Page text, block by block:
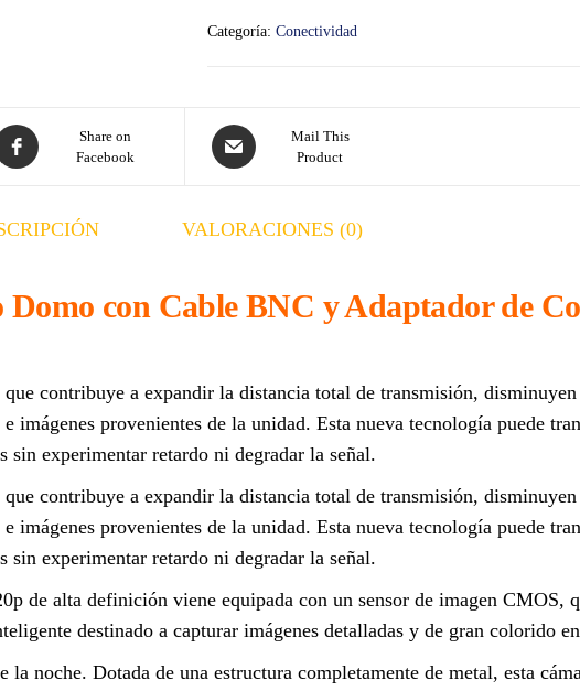
Categoría: Conectividad
Share on
Facebook
Mail This
Product
VALORACIONES (0)
con Cable BNC y Adaptador de
contribuye a expandir la distancia total de transmisión,
imágenes provenientes de la unidad. Esta nueva tecnología puede
experimentar retardo ni degradar la señal.
contribuye a expandir la distancia total de transmisión,
imágenes provenientes de la unidad. Esta nueva tecnología puede
experimentar retardo ni degradar la señal.
de alta definición viene equipada con un sensor de imagen CMOS,
destinado a capturar imágenes detalladas y de gran colorido
noche. Dotada de una estructura completamente de metal, esta